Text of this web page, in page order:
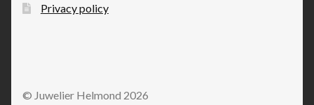
Privacy policy
© Juwelier Helmond 2026